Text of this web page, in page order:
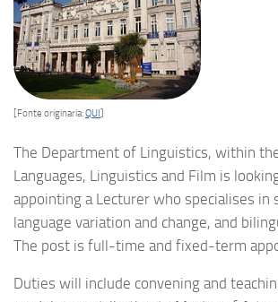
[Fonte originaria:QUI]
The Department of Linguistics, within
Languages, Linguistics and Film is
appointing a Lecturer who specialises in
language variation and change, and
The post is full-time and fixed-term
Duties will include convening and